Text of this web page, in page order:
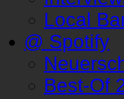
Local
@ Spotify
Best-Of